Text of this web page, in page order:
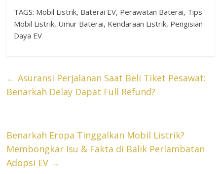
TAGS: Mobil Listrik, Baterai EV, Perawatan Baterai, Tips
Mobil Listrik, Umur Baterai, Kendaraan Listrik, Pengisian
Daya EV
← Asuransi Perjalanan Saat Beli Tiket Pesawat:
Benarkah Delay Dapat Full Refund?
Benarkah Eropa Tinggalkan Mobil Listrik?
Membongkar Isu & Fakta di Balik Perlambatan
Adopsi EV →